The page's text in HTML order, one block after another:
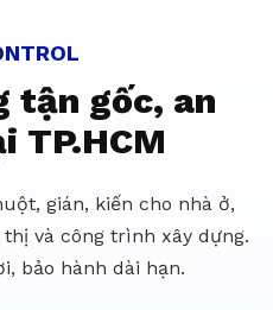
tận gốc, an
TP.HCM
gián, kiến cho nhà ở,
và công trình xây dựng.
bảo hành dài hạn.